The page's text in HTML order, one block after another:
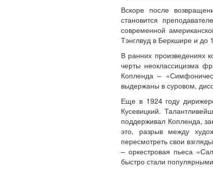
Вскоре после
становится
современной
Тэнглвуд в Беркшире и до
В ранних произведениях
черты неоклассицизма
Копленда –
выдержаны в суровом,
Еще в 1924 году
Кусевицкий.
поддерживал Копленда,
это, разрыв между
пересмотреть свои
– оркестровая пьеса
быстро стали